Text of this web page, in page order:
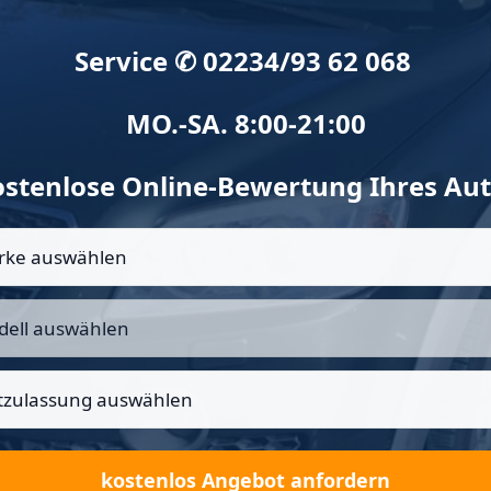
Service ✆ 02234/93 62 068
MO.-SA. 8:00-21:00
Online-Bewertung Ihres